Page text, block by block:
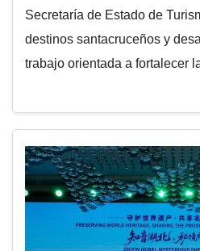
Secretaría de Estado de
destinos santacruceños y
trabajo orientada a fortalecer